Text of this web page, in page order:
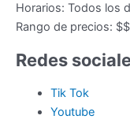
Horarios: Todos los
Rango de precios:
Redes
Tik Tok
Youtube